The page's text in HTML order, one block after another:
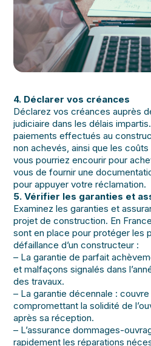
4. Déclarer vos créances
Déclarez vos créances auprès
judiciaire dans les délais
paiements effectués au
non achevés, ainsi que les
vous pourriez encourir pour
vous de fournir une
pour appuyer votre réclamation.
5. Vérifier les garanties et
Examinez les garanties et
projet de construction. En
sont en place pour protéger les
défaillance d’un constructeur :
– La garantie de parfait
et malfaçons signalés dans
des travaux.
– La garantie décennale :
compromettant la solidité de
après sa réception.
– L’assurance dommages-
rapidement les réparations